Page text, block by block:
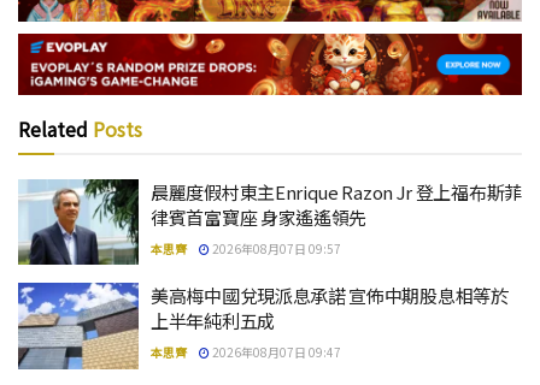
Related Posts
晨麗度假村東主Enrique Razon Jr 登上福布斯菲
律賓首富寶座 身家遙遙領先
本思齊 2026年08月07日 09:57
美高梅中國兌現派息承諾 宣佈中期股息相等於
上半年純利五成
本思齊 2026年08月07日 09:47